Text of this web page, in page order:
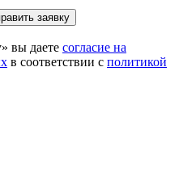
заявку
вы даете согласие на
в соответствии с политикой